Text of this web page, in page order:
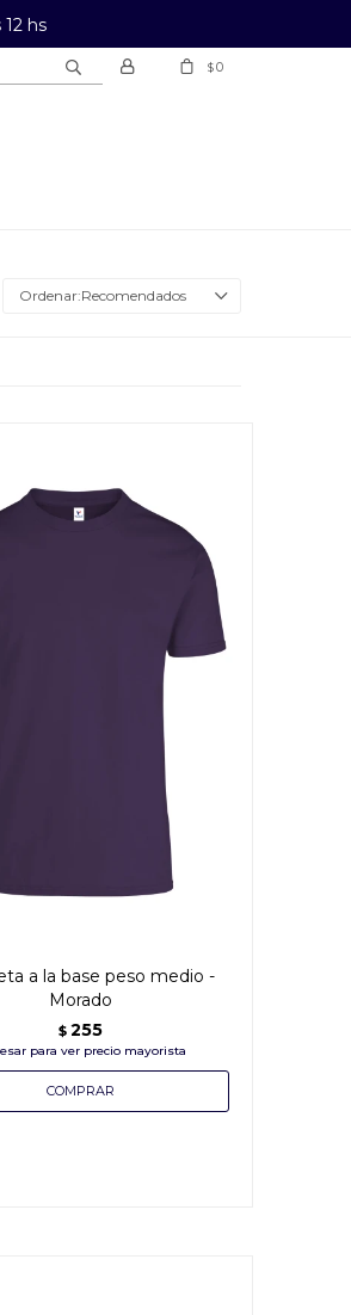
hs
$0
Recomendados
a la base peso medio -
Morado
$ 255